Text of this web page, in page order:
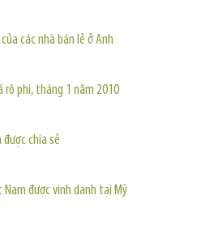
các nhà bán lẻ ở Anh
rô phi, tháng 1 năm 2010
chia sẻ
được vinh danh tại Mỹ